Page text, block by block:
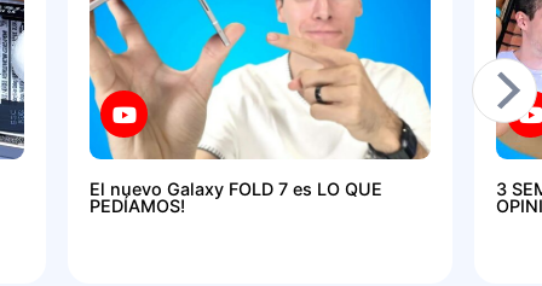
El nuevo Galaxy FOLD 7 es LO QUE
PEDÍAMOS!
3